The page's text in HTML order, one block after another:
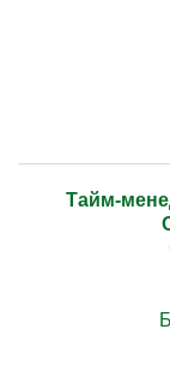
Тайм-